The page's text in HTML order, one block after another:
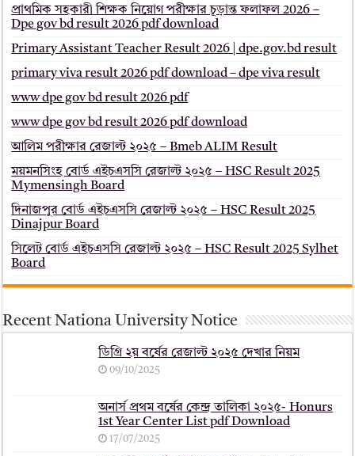
প্রাথমিক সহকারী শিক্ষক নিয়োগ পরীক্ষার চূড়ান্ত ফলাফল 2026 –
Dpe gov bd result 2026 pdf download
Primary Assistant Teacher Result 2026 | dpe.gov.bd result
primary viva result 2026 pdf download – dpe viva result
www dpe gov bd result 2026 pdf
www dpe gov bd result 2026 pdf download
আলিম পরীক্ষার রেজাল্ট ২০২৫ – Bmeb ALIM Result
ময়মনসিংহ বোর্ড এইচএসসি রেজাল্ট ২০২৫ – HSC Result 2025
Mymensingh Board
দিনাজপুর বোর্ড এইচএসসি রেজাল্ট ২০২৫ – HSC Result 2025
Dinajpur Board
সিলেট বোর্ড এইচএসসি রেজাল্ট ২০২৫ – HSC Result 2025 Sylhet
Board
Recent Nationa University Notice
ডিগ্রি ২য় বর্ষের রেজাল্ট ২০২৫ দেখার নিয়ম
09/10/2025
অনার্স প্রথম বর্ষের কেন্দ্র তালিকা ২০২৫- Honurs
1st Year Center List pdf Download
17/07/2025